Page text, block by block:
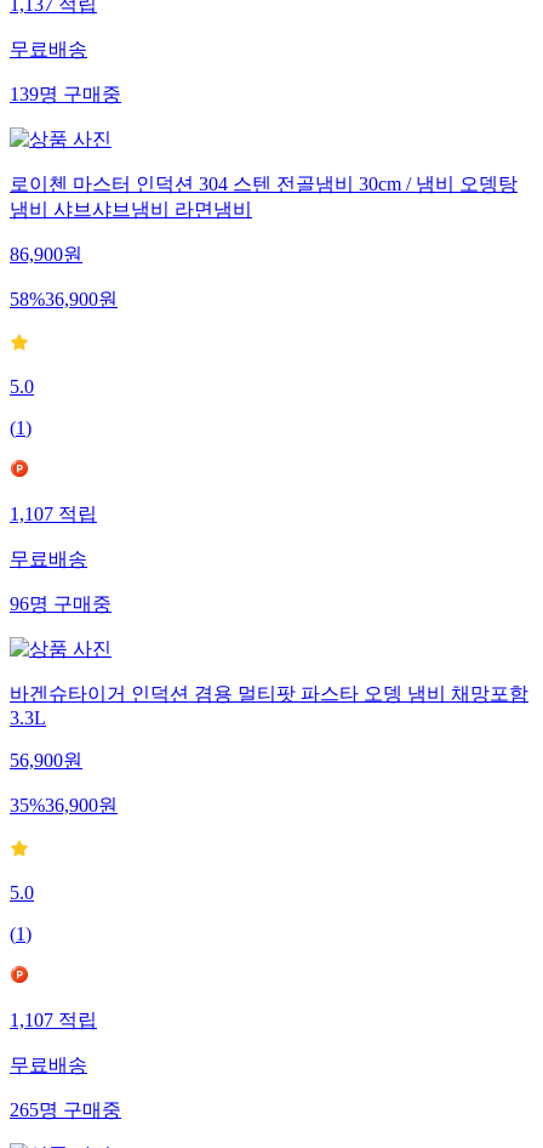
1,137적립
무료배송
139명구매중
로이첸 마스터 인덕션 304 스텐 전골냄비 30cm / 냄비 오뎅탕
냄비 샤브샤브냄비 라면냄비
86,900원
58%36,900원
5.0
(1)
1,107적립
무료배송
96명구매중
바겐슈타이거 인덕션 겸용 멀티팟 파스타 오뎅 냄비 채망포함
3.3L
56,900원
35%36,900원
5.0
(1)
1,107적립
무료배송
265명구매중